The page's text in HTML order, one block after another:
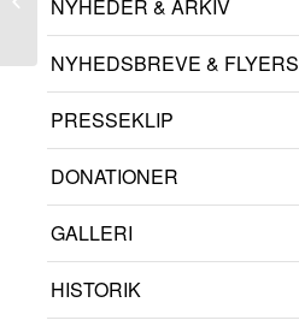
NYHEDER & ARKIV
NYHEDSBREVE & FLYERS
PRESSEKLIP
DONATIONER
GALLERI
HISTORIK